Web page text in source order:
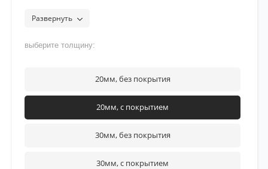
· 8-Series , (E31),
· X1, (E84),2009-2015
[на проставки нанесено полимерное покрытие для
рекомендуется нанести фиксатор
на верхнюю часть
Развернуть
выберите толщину:
20мм, без покрытия
20мм, с покрытием
30мм, без покрытия
30мм, с покрытием